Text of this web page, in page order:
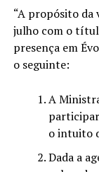
“A propósito da
julho com o
presença em
o seguinte:
A
participar
o intuito
Dada a